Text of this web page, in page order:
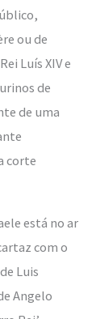
ou de
Luís XIV e
de
de uma
corte
está no ar
com o
Luis
Angelo